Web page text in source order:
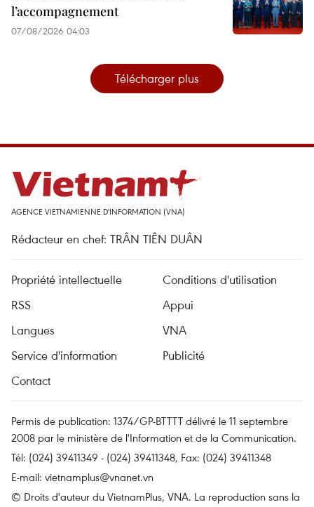
l’accompagnement
07/08/2026 04:03
Télécharger plus
AGENCE VIETNAMIENNE D'INFORMATION (VNA)
Rédacteur en chef: TRÂN TIÊN DUÂN
Propriété intellectuelle
Conditions d'utilisation
RSS
Appui
Langues
VNA
Service d'information
Publicité
Contact
Permis de publication: 1374/GP-BTTTT délivré le 11 septembre
2008 par le ministère de l'Information et de la Communication.
Tél: (024) 39411349 - (024) 39411348, Fax: (024) 39411348
E-mail: vietnamplus@vnanet.vn
© Droits d'auteur du VietnamPlus, VNA. La reproduction sans la